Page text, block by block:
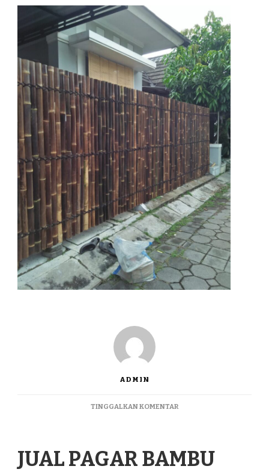
ADMIN
TINGGALKAN KOMENTARPADA
PANEL
TERMURAH
JUAL PAGAR BAMBU